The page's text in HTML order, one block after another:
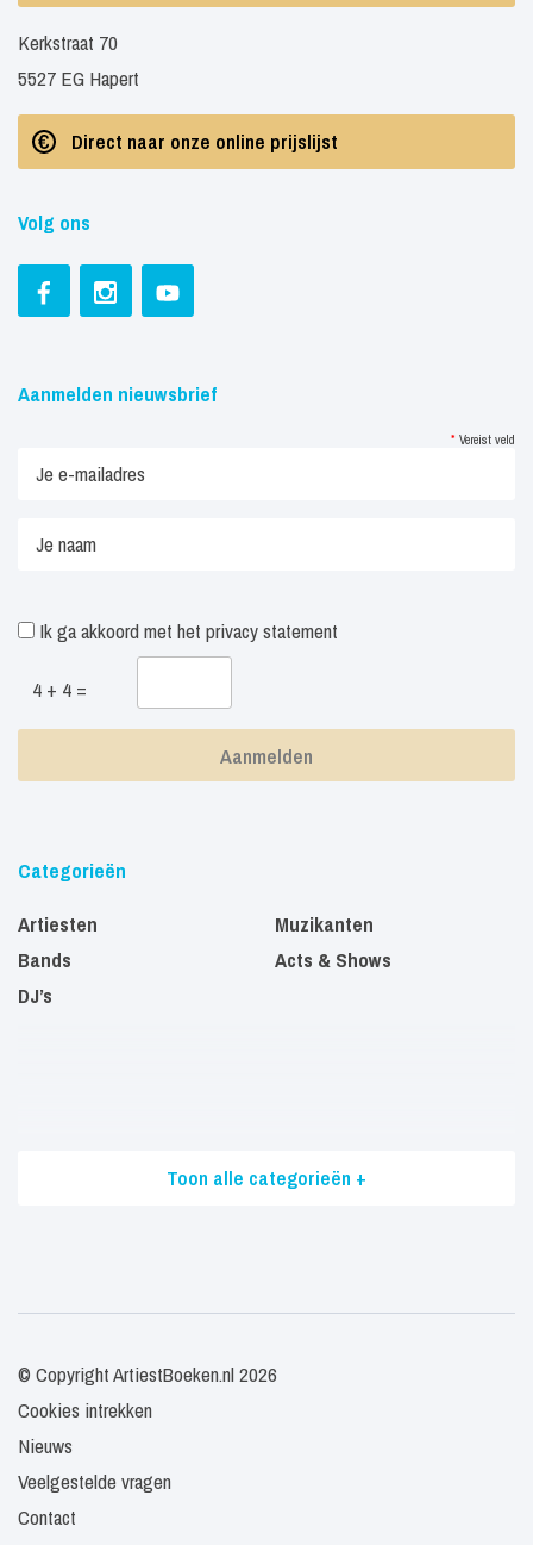
Kerkstraat 70
5527 EG Hapert
Direct naar onze online prijslijst
Volg ons
Aanmelden nieuwsbrief
* Vereist veld
Ik ga akkoord met het privacy statement
4 + 4 =
Categorieën
Artiesten
Bands
DJ’s
Muzikanten
Acts & Shows
Toon alle categorieën +
© Copyright ArtiestBoeken.nl 2026
Cookies intrekken
Nieuws
Veelgestelde vragen
Contact